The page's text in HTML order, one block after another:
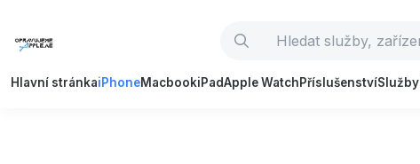
Hlavní stránkaiPhoneMacbookiPadApple WatchPříslušenstvíSlužby